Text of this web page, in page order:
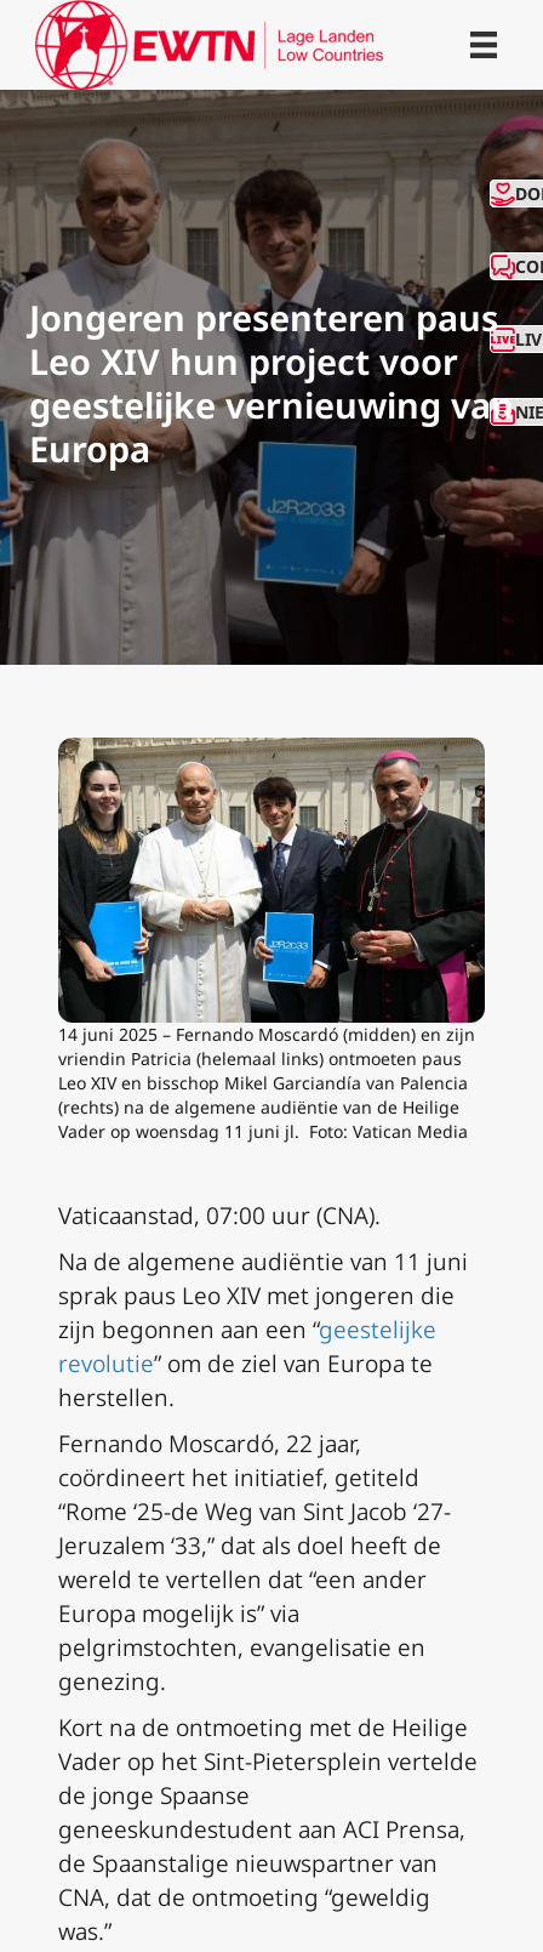
Jongeren presenteren paus
Leo XIV hun project voor
geestelijke vernieuwing van
Europa
14 juni 2025 – Fernando Moscardó (midden) en zijn
vriendin Patricia (helemaal links) ontmoeten paus
Leo XIV en bisschop Mikel Garciandía van Palencia
(rechts) na de algemene audiëntie van de Heilige
Vader op woensdag 11 juni jl. Foto: Vatican Media
Vaticaanstad, 07:00 uur (CNA).
Na de algemene audiëntie van 11 juni
sprak paus Leo XIV met jongeren die
zijn begonnen aan een “geestelijke
revolutie” om de ziel van Europa te
herstellen.
Fernando Moscardó, 22 jaar,
coördineert het initiatief, getiteld
“Rome ‘25-de Weg van Sint Jacob ‘27-
Jeruzalem ‘33,” dat als doel heeft de
wereld te vertellen dat “een ander
Europa mogelijk is” via
pelgrimstochten, evangelisatie en
genezing.
Kort na de ontmoeting met de Heilige
Vader op het Sint-Pietersplein vertelde
de jonge Spaanse
geneeskundestudent aan ACI Prensa,
de Spaanstalige nieuwspartner van
CNA, dat de ontmoeting “geweldig
was.”